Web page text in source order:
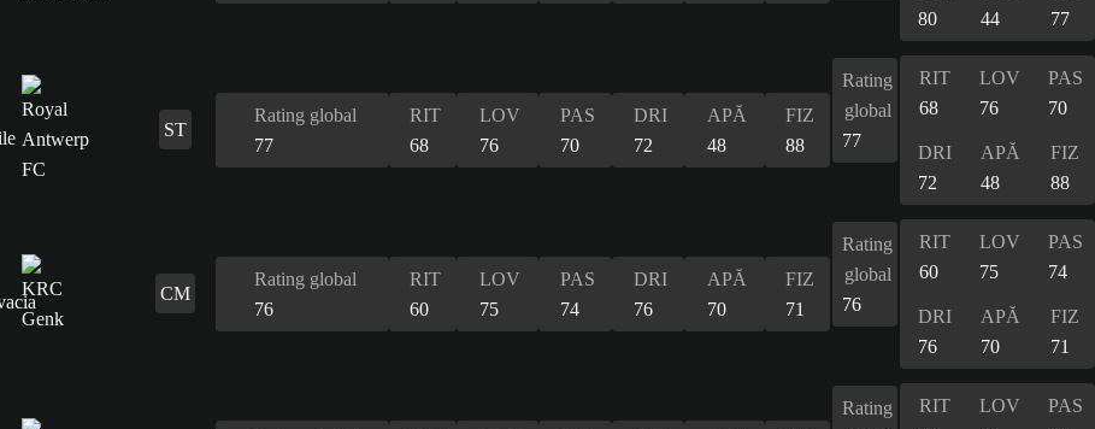
80
44
77
ST
Rating global
77
RIT
68
LOV
76
PAS
70
DRI
72
APĂ
48
FIZ
88
Rating
global
77
RIT
68
LOV
76
PAS
70
DRI
72
APĂ
48
FIZ
88
CM
Rating global
76
RIT
60
LOV
75
PAS
74
DRI
76
APĂ
70
FIZ
71
Rating
global
76
RIT
60
LOV
75
PAS
74
DRI
76
APĂ
70
FIZ
71
Rating
RIT
LOV
PAS